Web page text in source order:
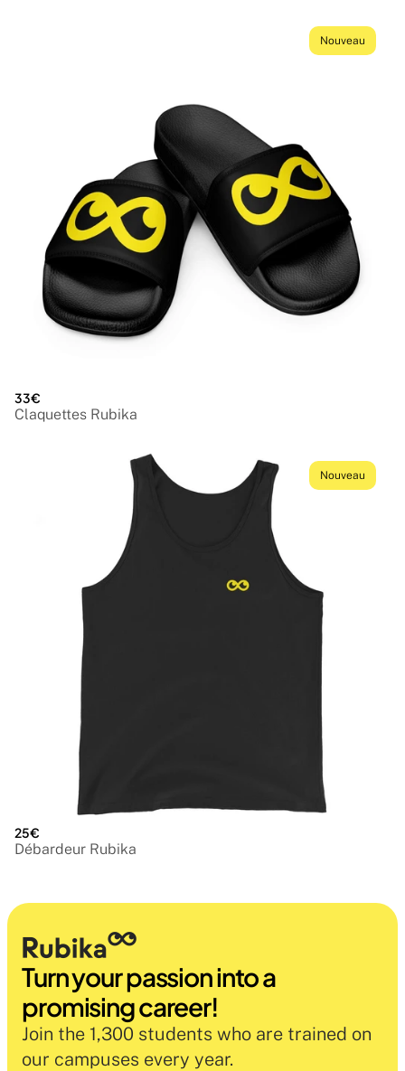
Nouveau
33€
Claquettes Rubika
Nouveau
25€
Débardeur Rubika
Turn your passion into a
promising career!
Join the 1,300 students who are trained on
our campuses every year.